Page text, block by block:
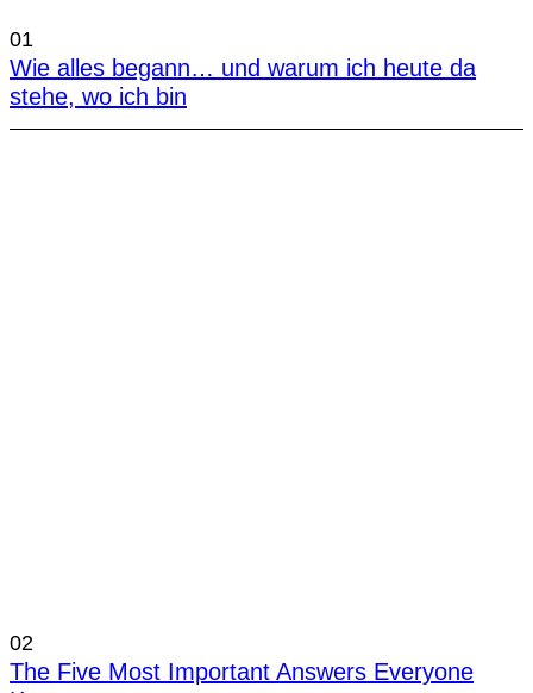
01
Wie alles begann… und warum ich heute da
stehe, wo ich bin
02
The Five Most Important Answers Everyone